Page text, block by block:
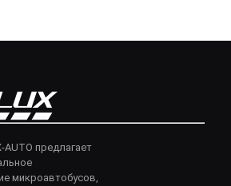
AUTO предлагает
микроавтобусов,